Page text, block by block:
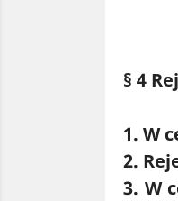
§ 4
1. W
2.
3. W